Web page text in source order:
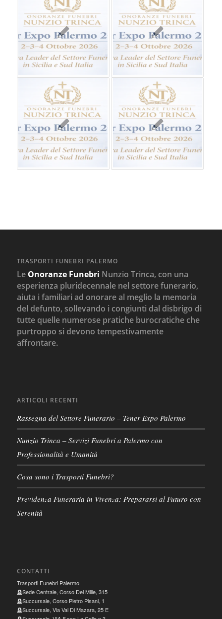
TRASPORTI FUNEBRI PALERMO
Le Onoranze Funebri Nunzio Trinca, con una
esperienza pluridecennale nel settore funerario,
aiuta i familiari ad onorare al meglio la memoria
del defunto, sollevando i congiunti dal disbrigo di
tutte quelle numerose pratiche burocratiche che
purtroppo si devono tempestivamente
affrontare.
ARTICOLI RECENTI
Rassegna del Settore Funerario – Tener Expo Palermo
Nunzio Trinca – Servizi Funebri a Palermo con
Professionalità e Umanità
Cosa sono i Trasporti Funebri?
Previdenza Funeraria in Vivenza: Prepararsi al Futuro con
Serenità
CONTATTI
Trasporti Funebri Palermo
🪦Sede Centrale, Corso Dei Mille, 315
🪦Succursale, Corso Pietro Pisani, 1
🪦Succursale, Via Val Di Mazara, 25 E